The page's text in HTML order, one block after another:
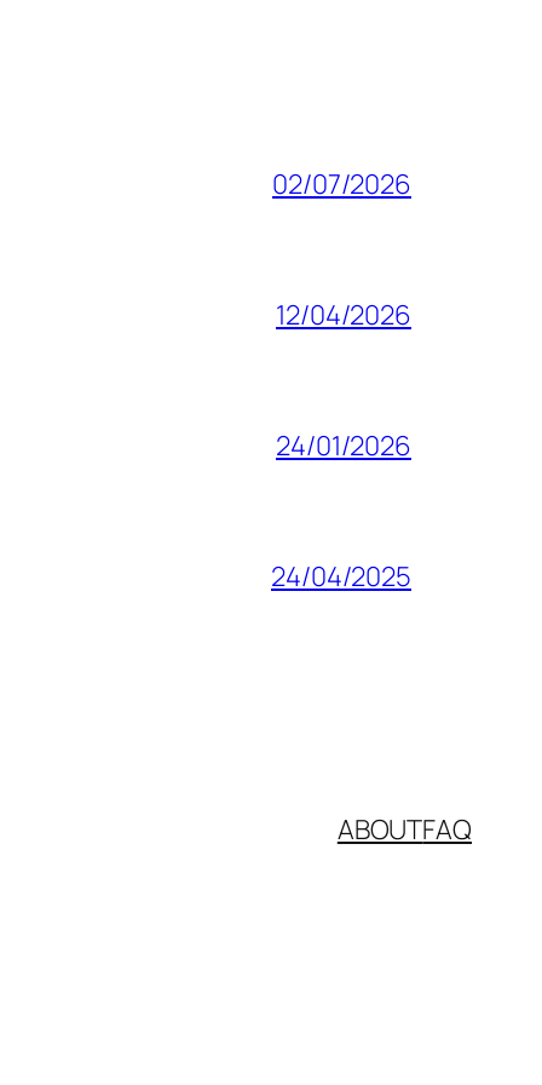
02/07/2026
12/04/2026
24/01/2026
24/04/2025
ABOUTFAQ